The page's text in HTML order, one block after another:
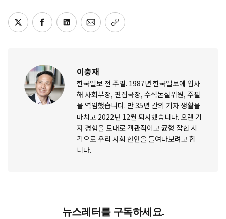
이충재
한국일보 전 주필. 1987년 한국일보에 입사
해 사회부장, 편집국장, 수석논설위원, 주필
을 역임했습니다. 만 35년 간의 기자 생활을
마치고 2022년 12월 퇴사했습니다. 오랜 기
자 경험을 토대로 객관적이고 균형 잡힌 시
각으로 우리 사회 현안을 들여다보려고 합
니다.
뉴스레터를 구독하세요.